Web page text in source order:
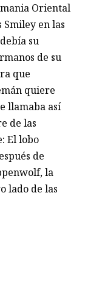
Oriental
Smiley en las
su
de su
que
quiere
llamaba así
de las
El lobo
de
la
lado de las